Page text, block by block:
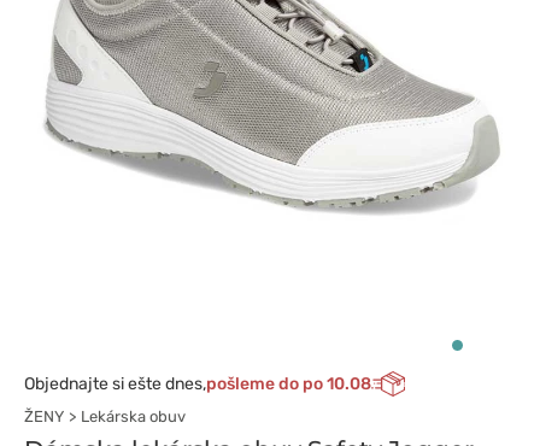
Objednajte si ešte dnes,pošleme do po 10.08
ŽENY Lekárska obuv